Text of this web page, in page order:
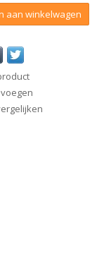
aan winkelwagen